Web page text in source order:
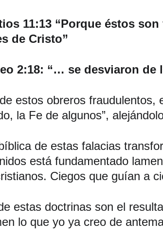
11:13 “Porque éstos
de Cristo”
2:18: “… se desviaron
estos obreros fraudulentos,
la Fe de algunos”,
de estas falacias
está fundamentado
Ciegos que guían a
estas doctrinas son el
lo que yo ya creo de